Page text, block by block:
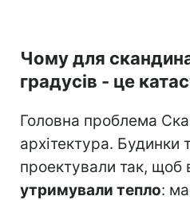
Чому для
градусів - це
Головна проблема
архітектура. Будинки
проектували так, щоб
утримували тепло: